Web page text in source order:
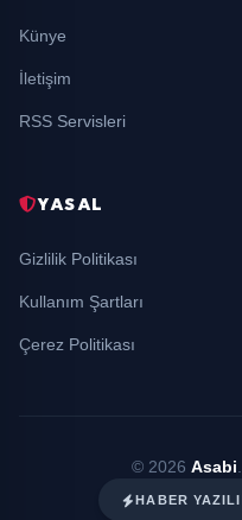
Künye
İletişim
RSS Servisleri
YASAL
Gizlilik Politikası
Kullanım Şartları
Çerez Politikası
© 2026 Asabi
HABER